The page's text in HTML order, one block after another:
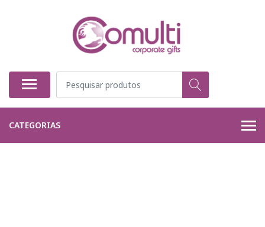
CATEGORIAS